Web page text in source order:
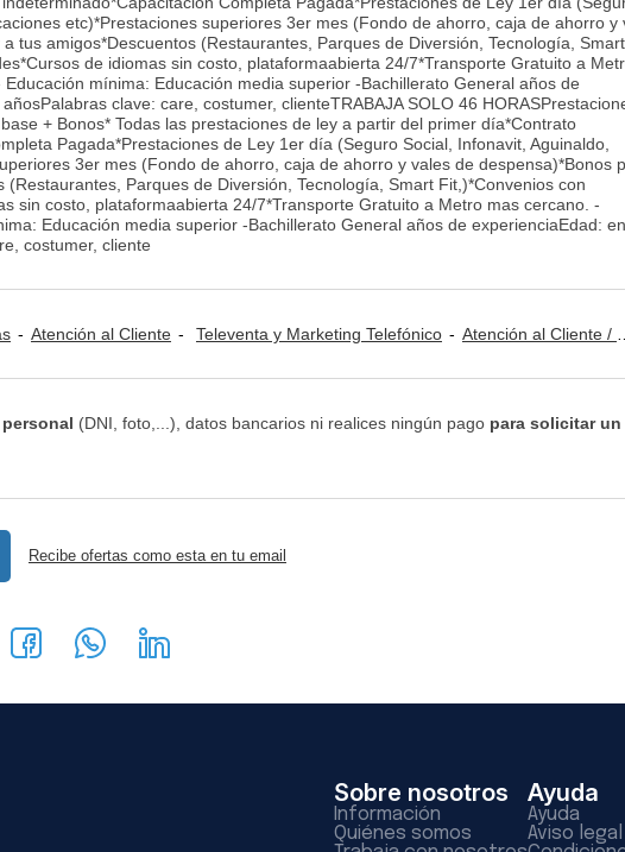
etc)*Prestaciones superiores 3er mes (Fondo de ahorro, caja de ahorro y
tus amigos*Descuentos (Restaurantes, Parques de Diversión, Tecnología, Smart
de idiomas sin costo, plataformaabierta 24/7*Transporte Gratuito a
mínima: Educación media superior -Bachillerato General años de
clave: care, costumer, clienteTRABAJA SOLO 46
+ Bonos* Todas las prestaciones de ley a partir del primer día*Contrato
Pagada*Prestaciones de Ley 1er día (Seguro Social, Infonavit, Aguinaldo,
3er mes (Fondo de ahorro, caja de ahorro y vales de despensa)*Bonos
(Restaurantes, Parques de Diversión, Tecnología, Smart Fit,)*Convenios con
sin costo, plataformaabierta 24/7*Transporte Gratuito a Metro mas cercano. -
Educación media superior -Bachillerato General años de experienciaEdad:
costumer, cliente
Atención al Cliente Televenta y Marketing Telefónico Atención al Cliente / Call Center / Telemarketing
(DNI, foto,...), datos bancarios ni realices ningún pago para solicitar un
Recibe ofertas como esta en tu email
Sobre nosotros
Información
Quiénes somos
Ayuda
Ayuda
Aviso legal